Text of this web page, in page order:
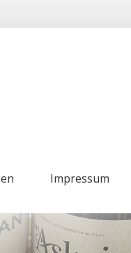
Impressum